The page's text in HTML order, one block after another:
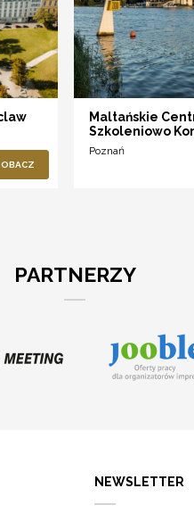
Maltańskie
Szkoleniowo
Poznań
PARTNERZY
NEWSLETTER